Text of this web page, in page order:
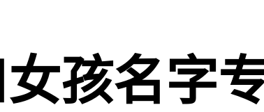
孩名字